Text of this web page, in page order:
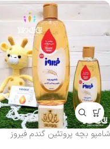
شامپو بچه پروتئین گندم فیروز